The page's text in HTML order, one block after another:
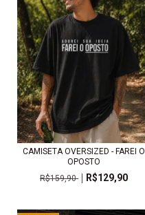
CAMISETA OVERSIZED - FAREI O
OPOSTO
R$159,90
R$129,90